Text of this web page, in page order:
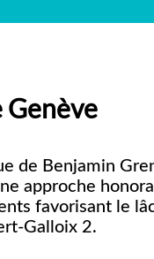
Genève
de Benjamin
approche
favorisant le
Galloix 2.